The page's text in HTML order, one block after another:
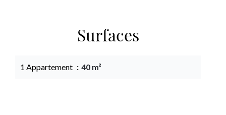
Surfaces
1 Appartement 40 m²